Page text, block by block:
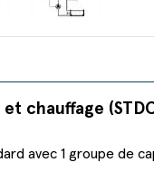
chauffage
avec 1 groupe de